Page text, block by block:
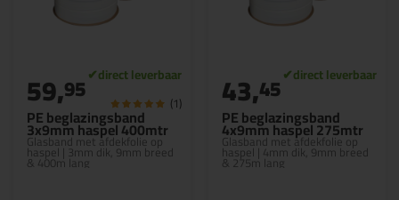
PE beglazingsband
3x9mm haspel 400mtr
Glasband met afdekfolie op
haspel | 3mm dik, 9mm breed
& 400m lang
59,95 (1)
PE beglazingsband
4x9mm haspel 275mtr
Glasband met afdekfolie op
haspel | 4mm dik, 9mm breed
& 275m lang
43,45